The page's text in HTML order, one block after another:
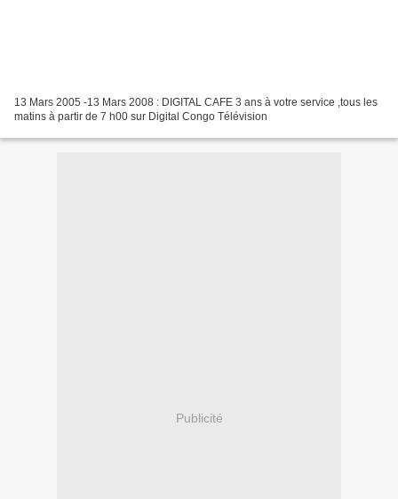
13 Mars 2005 -13 Mars 2008 : DIGITAL CAFE 3 ans à votre service ,tous les
matins à partir de 7 h00 sur Digital Congo Télévision
Publicité